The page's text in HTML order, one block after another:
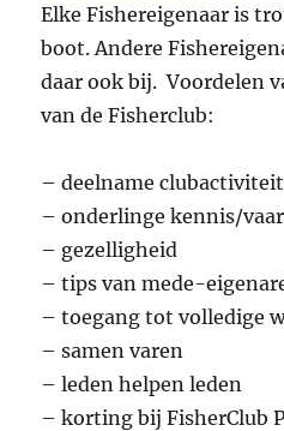
Elke Fishereigenaar is
boot. Andere
daar ook bij. Voordelen
van de Fisherclub:
– deelname
– onderlinge kennis/
– gezelligheid
– tips van mede-
– toegang tot volledige
– samen varen
– leden helpen leden
– korting bij FisherClub